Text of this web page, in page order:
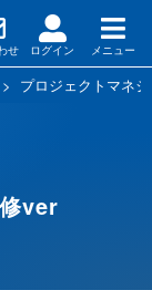
せ ログイン メニュー
> プロジェクトマネ
ver